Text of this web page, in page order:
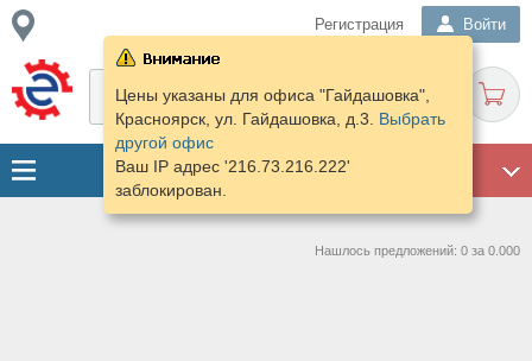
Регистрация Войти
Цены указаны для офиса "Гайдашовка",
Красноярск, ул. Гайдашовка, д.3. Выбрать
другой офис
Ваш IP адрес '216.73.216.222'
заблокирован.
Нашлось предложений: 0 за 0.000